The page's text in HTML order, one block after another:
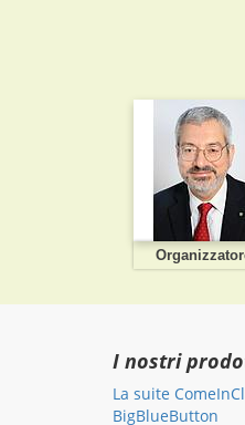
I nostri
La suite
BigBlueButton